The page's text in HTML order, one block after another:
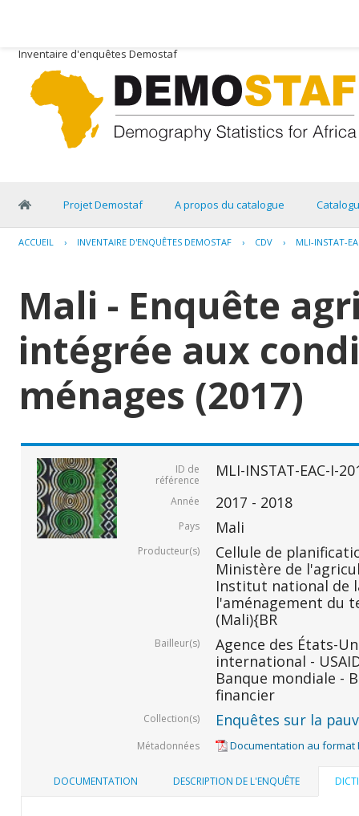
Inventaire d'enquêtes Demostaf
Projet Demostaf A propos du catalogue
ACCUEIL › INVENTAIRE D'ENQUÊTES DEMOSTAF › CDV › MLI-INSTAT-
Mali - Enquête
intégrée aux
ménages (2017)
ID de
référence
MLI-INSTAT-EAC-I-
Année 2017 - 2018
Pays Mali
Producteur(s)
Cellule de
Ministère de
Institut national de
l'aménagement du
(Mali){BR
Bailleur(s)
Agence des États-
international -
Banque mondiale -
financier
Collection(s) Enquêtes sur la
Métadonnées Documentation au format
DOCUMENTATION DESCRIPTION DE L'ENQUÊTE